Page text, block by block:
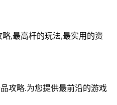
,最高杆的玩法,最实用的资
攻略.为您提供最前沿的游戏